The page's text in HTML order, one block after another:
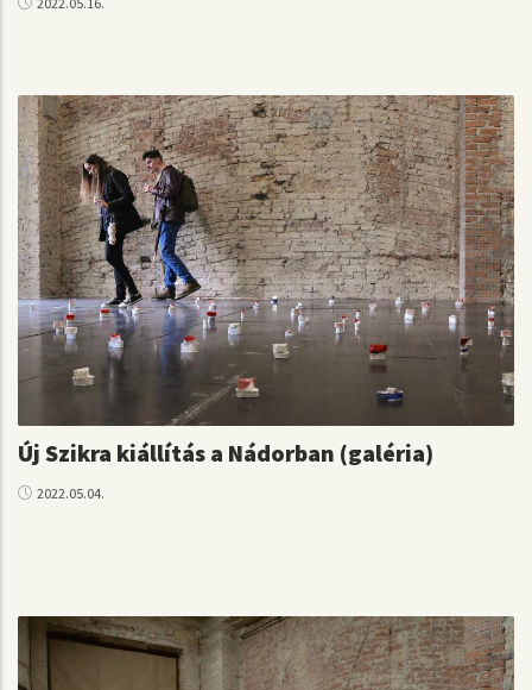
Új Szikra kiállítás a Nádorban (galéria)
2022.05.04.